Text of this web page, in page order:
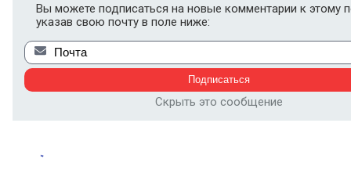
Вы можете подписаться на новые комментарии к этому
указав свою почту в поле ниже:
Скрыть это сообщение